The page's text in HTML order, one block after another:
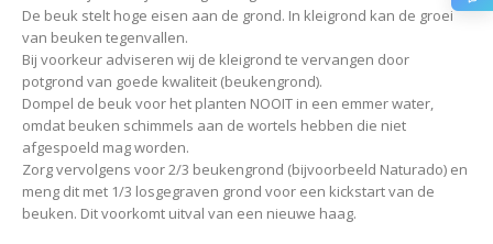
De beuk stelt hoge eisen aan de grond. In kleigrond kan de groei
van beuken tegenvallen.
Bij voorkeur adviseren wij de kleigrond te vervangen door
potgrond van goede kwaliteit (beukengrond).
Dompel de beuk voor het planten NOOIT in een emmer water,
omdat beuken schimmels aan de wortels hebben die niet
afgespoeld mag worden.
Zorg vervolgens voor 2/3 beukengrond (bijvoorbeeld Naturado) en
meng dit met 1/3 losgegraven grond voor een kickstart van de
beuken. Dit voorkomt uitval van een nieuwe haag.